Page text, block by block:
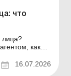
что
лица?
как
16.07.2026